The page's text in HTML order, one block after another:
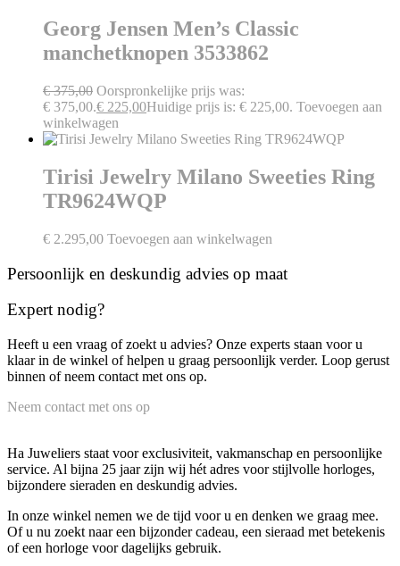
Georg Jensen Men’s Classic
manchetknopen 3533862
€375,00 Oorspronkelijke prijs was:
€ 375,00.€ 225,00Huidige prijs is: € 225,00. Toevoegen aan
winkelwagen
Tirisi Jewelry Milano Sweeties Ring
TR9624WQP
€ 2.295,00 Toevoegen aan winkelwagen
Persoonlijk en deskundig advies op maat
Expert nodig?
Heeft u een vraag of zoekt u advies? Onze experts staan voor u
klaar in de winkel of helpen u graag persoonlijk verder. Loop gerust
binnen of neem contact met ons op.
Neem contact met ons op
Ha Juweliers staat voor exclusiviteit, vakmanschap en persoonlijke
service. Al bijna 25 jaar zijn wij hét adres voor stijlvolle horloges,
bijzondere sieraden en deskundig advies.
In onze winkel nemen we de tijd voor u en denken we graag mee.
Of u nu zoekt naar een bijzonder cadeau, een sieraad met betekenis
of een horloge voor dagelijks gebruik.